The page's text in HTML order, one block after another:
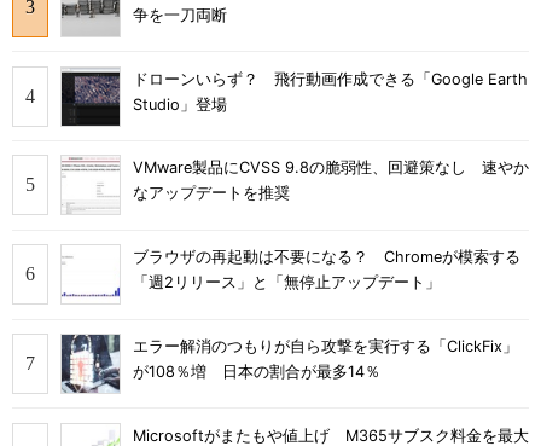
争を一刀両断
ドローンいらず？ 飛行動画作成できる「Google Earth
Studio」登場
VMware製品にCVSS 9.8の脆弱性、回避策なし 速やか
なアップデートを推奨
ブラウザの再起動は不要になる？ Chromeが模索する
「週2リリース」と「無停止アップデート」
エラー解消のつもりが自ら攻撃を実行する「ClickFix」
が108％増 日本の割合が最多14％
Microsoftがまたもや値上げ M365サブスク料金を最大